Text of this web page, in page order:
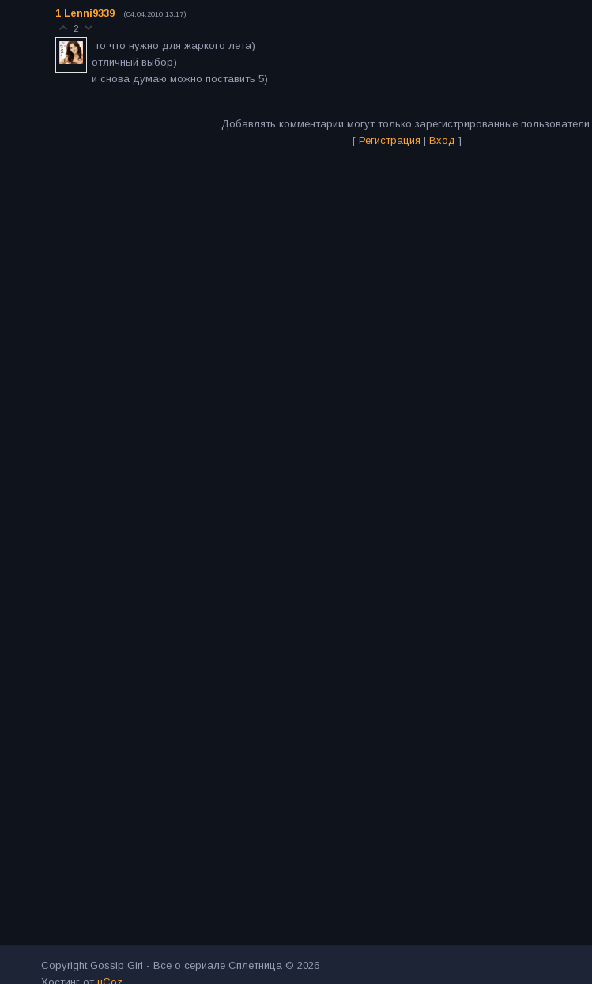
1 Lenni9339 (04.04.2010 13:17)
2
то что нужно для жаркого лета)
отличный выбор)
и снова думаю можно поставить 5)
Добавлять комментарии могут только зарегистрированные пользователи.
[ Регистрация | Вход ]
Copyright Gossip Girl - Все о сериале Сплетница © 2026
Хостинг от uCoz